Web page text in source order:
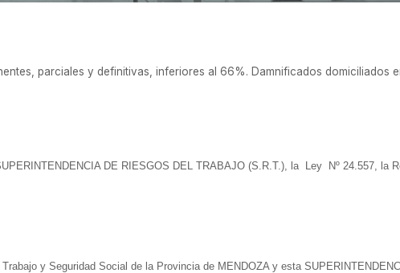
parciales y definitivas, inferiores al 66%. Damnificados domiciliados
DE RIESGOS DEL TRABAJO (S.R.T.), la Ley Nº 24.557, la
y Seguridad Social de la Provincia de MENDOZA y esta